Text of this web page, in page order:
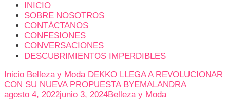
INICIO
SOBRE NOSOTROS
CONTÁCTANOS
CONFESIONES
CONVERSACIONES
DESCUBRIMIENTOS IMPERDIBLES
Inicio Belleza y Moda DEKKO LLEGA A REVOLUCIONAR
CON SU NUEVA PROPUESTA BYEMALANDRA
agosto 4, 2022junio 3, 2024Belleza y Moda